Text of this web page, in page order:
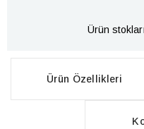
Ürün
Ürün Özellikleri